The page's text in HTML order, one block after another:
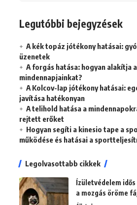
Legutóbbi bejegyzések
A kék topáz jótékony hatásai:
üzenetek
A forgás hatása: hogyan alakítja
mindennapjainkat?
A Kolcov-lap jótékony hatásai:
javítása hatékonyan
A telihold hatása a
rejtett erőket
Hogyan segíti a kinesio tape a
működése és hatásai a
Legolvasottabb cikkek
Ízületvédelem
a mozgás öröme